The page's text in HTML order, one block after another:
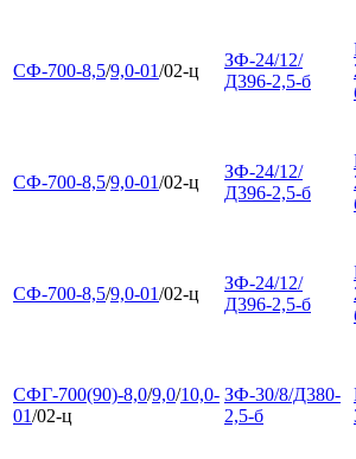
СФ-700-8,5/9,0-01/02-ц
ЗФ-24/12/
Д396-2,5-б
СФ-700-8,5/9,0-01/02-ц
ЗФ-24/12/
Д396-2,5-б
СФ-700-8,5/9,0-01/02-ц
ЗФ-24/12/
Д396-2,5-б
СФГ-700(90)-8,0/9,0/10,0-
01/02-ц
ЗФ-30/8/Д380-
2,5-б